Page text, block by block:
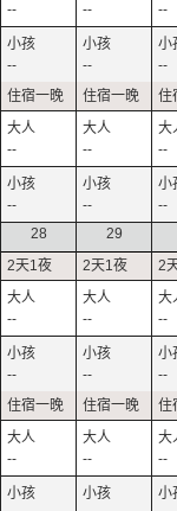
--
--
--
--
--
--
--
--
--
--
--
--
28
--
--
--
29
--
--
--
--
--
--